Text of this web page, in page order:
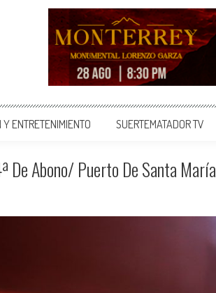
Y ENTRETENIMIENTO SUERTEMATADOR TV
De Abono/ Puerto De Santa María